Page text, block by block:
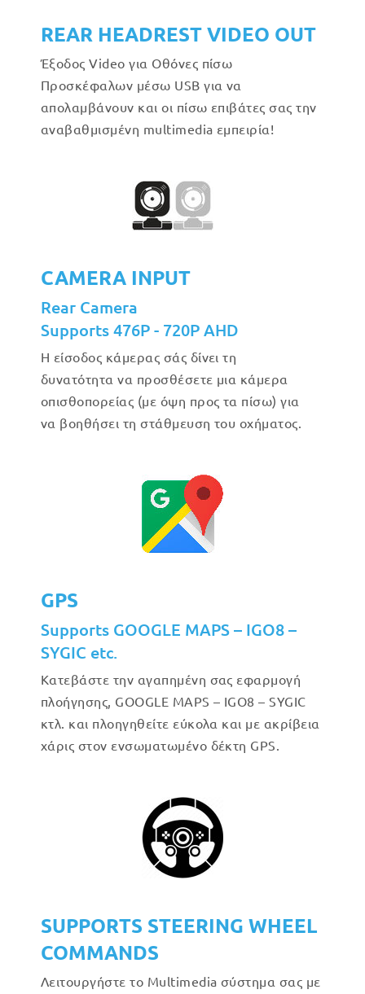
REAR HEADREST VIDEO OUT
Έξοδος Video για Οθόνες πίσω
Προσκέφαλων μέσω USB για να
απολαμβάνουν και οι πίσω επιβάτες σας την
αναβαθμισμένη multimedia εμπειρία!
CAMERA INPUT
Rear Camera
Supports 476P - 720P AHD
Η είσοδος κάμερας σάς δίνει τη
δυνατότητα να προσθέσετε μια κάμερα
οπισθοπορείας (με όψη προς τα πίσω) για
να βοηθήσει τη στάθμευση του οχήματος.
GPS
Supports GOOGLE MAPS – IGO8 –
SYGIC etc.
Κατεβάστε την αγαπημένη σας εφαρμογή
πλοήγησης, GOOGLE MAPS – IGO8 – SYGIC
κτλ. και πλοηγηθείτε εύκολα και με ακρίβεια
χάρις στον ενσωματωμένο δέκτη GPS.
SUPPORTS STEERING WHEEL
COMMANDS
Λειτουργήστε το Multimedia σύστημα σας με